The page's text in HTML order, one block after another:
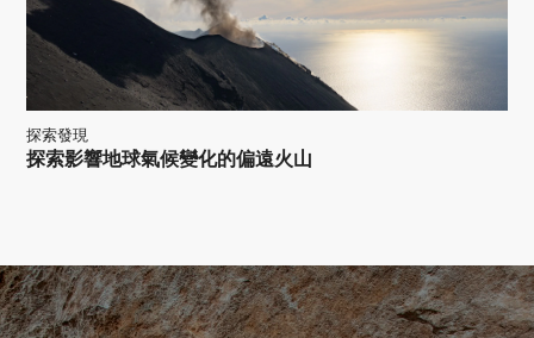
探索發現
探索影響地球氣候變化的偏遠火山